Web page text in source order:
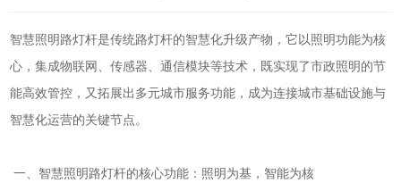
智慧照明路灯杆是传统路灯杆的智慧化升级产物，它以照明功能为核
心，集成物联网、传感器、通信模块等技术，既实现了市政照明的节
能高效管控，又拓展出多元城市服务功能，成为连接城市基础设施与
智慧化运营的关键节点。
一、智慧照明路灯杆的核心功能：照明为基，智能为核